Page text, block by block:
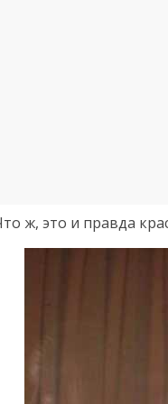
ж, это и правда